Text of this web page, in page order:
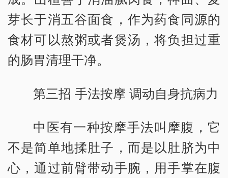
芽长于消五谷面食，作为药食同源的
食材可以熬粥或者煲汤，将负担过重
的肠胃清理干净。
第三招 手法按摩 调动自身抗病力
中医有一种按摩手法叫摩腹，它
不是简单地揉肚子，而是以肚脐为中
心，通过前臂带动手腕，用手掌在腹